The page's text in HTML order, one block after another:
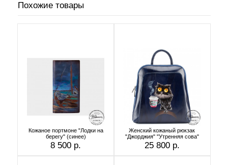
Похожие товары
Кожаное портмоне "Лодки на
берегу" (синее)
8 500 р.
Женский кожаный рюкзак
"Джорджия" "Утренняя сова"
25 800 р.